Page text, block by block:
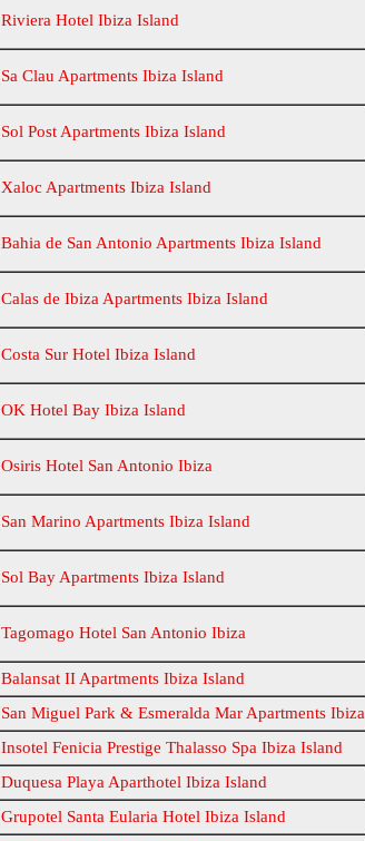
Riviera Hotel Ibiza Island
Sa Clau Apartments Ibiza Island
Sol Post Apartments Ibiza Island
Xaloc Apartments Ibiza Island
Bahia de San Antonio Apartments Ibiza Island
Calas de Ibiza Apartments Ibiza Island
Costa Sur Hotel Ibiza Island
OK Hotel Bay Ibiza Island
Osiris Hotel San Antonio Ibiza
San Marino Apartments Ibiza Island
Sol Bay Apartments Ibiza Island
Tagomago Hotel San Antonio Ibiza
Balansat II Apartments Ibiza Island
San Miguel Park & Esmeralda Mar Apartments Ibiza
Insotel Fenicia Prestige Thalasso Spa Ibiza Island
Duquesa Playa Aparthotel Ibiza Island
Grupotel Santa Eularia Hotel Ibiza Island